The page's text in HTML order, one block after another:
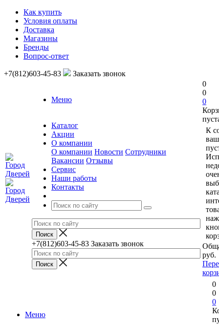
Как купить
Условия оплаты
Доставка
Магазины
Бренды
Вопрос-ответ
+7(812)603-45-83 Заказать звонок
Меню
Каталог
Акции
О компании
О компании Новости Сотрудники
Вакансии Отзывы
Сервис
Наши работы
Контакты
+7(812)603-45-83 Заказать звонок
0
0
0
К
руб.
Меню
0
0
0